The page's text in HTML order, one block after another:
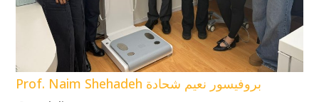
Prof. Naim Shehadeh بروفيسور نعيم شحادة